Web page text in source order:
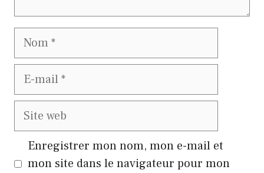
Nom
E-
mail
Site
web
Enregistrer mon nom, mon e-mail et
mon site dans le navigateur pour mon